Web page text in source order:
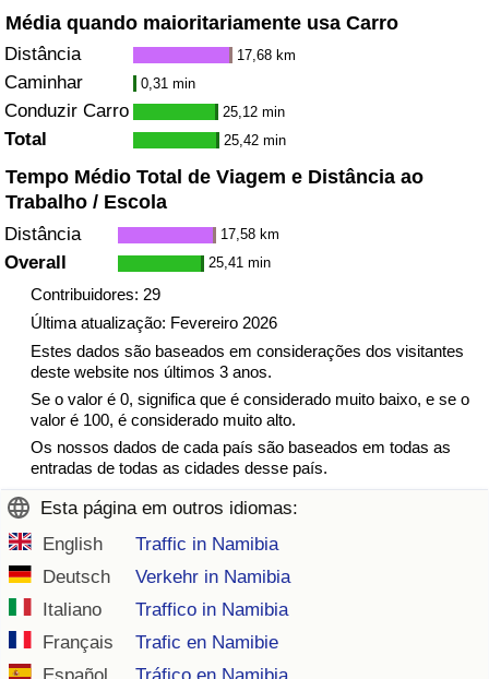
Média quando maioritariamente usa Carro
Distância 17,68 km
Caminhar 0,31 min
Conduzir Carro 25,12 min
Total 25,42 min
Tempo Médio Total de Viagem e Distância ao
Trabalho / Escola
Distância 17,58 km
Overall 25,41 min
Contribuidores: 29
Última atualização: Fevereiro 2026
Estes dados são baseados em considerações dos visitantes
deste website nos últimos 3 anos.
Se o valor é 0, significa que é considerado muito baixo, e se o
valor é 100, é considerado muito alto.
Os nossos dados de cada país são baseados em todas as
entradas de todas as cidades desse país.
Esta página em outros idiomas:
English
Traffic in Namibia
Deutsch
Verkehr in Namibia
Italiano
Traffico in Namibia
Français
Trafic en Namibie